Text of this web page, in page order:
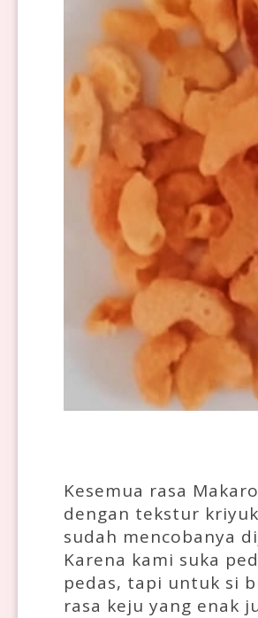
Kesemua rasa
dengan tekstur
sudah mencobanya
Karena kami suka
pedas, tapi untuk si
rasa keju yang enak